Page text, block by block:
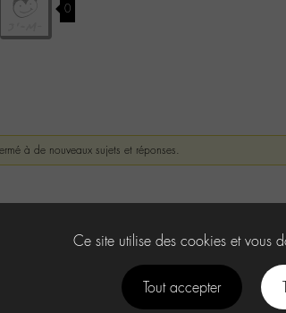
0
à de nouveaux sujets et réponses.
Ce site utilise des cookies et vous
Tout accepter